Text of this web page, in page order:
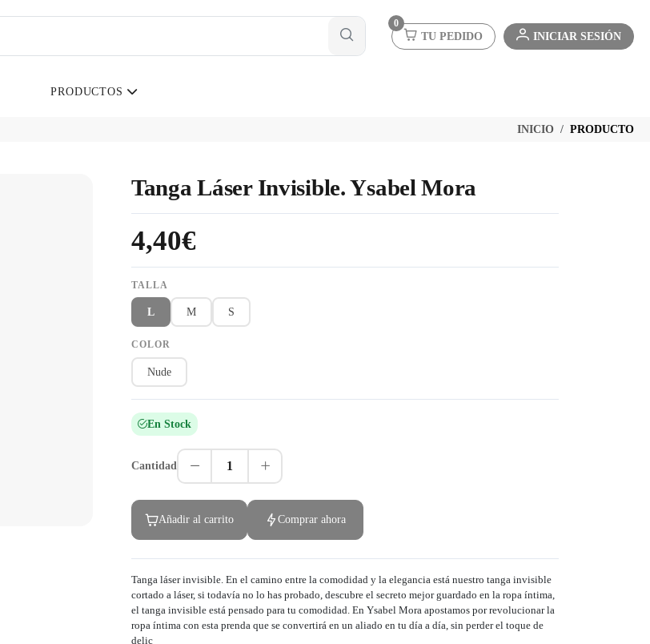
0
TU PEDIDO INICIAR SESIÓN
PRODUCTOS
INICIO PRODUCTO
Tanga Láser Invisible. Ysabel Mora
4,40€
TALLA
L M S
COLOR
Nude
En Stock
Cantidad 1
Añadir al carrito Comprar ahora
Tanga láser invisible. En el camino entre la comodidad y la elegancia está nuestro tanga invisible
cortado a láser, si todavía no lo has probado, descubre el secreto mejor guardado en la ropa íntima,
el tanga invisible está pensado para tu comodidad. En Ysabel Mora apostamos por revolucionar la
ropa íntima con esta prenda que se convertirá en un aliado en tu día a día, sin perder el toque de
delic